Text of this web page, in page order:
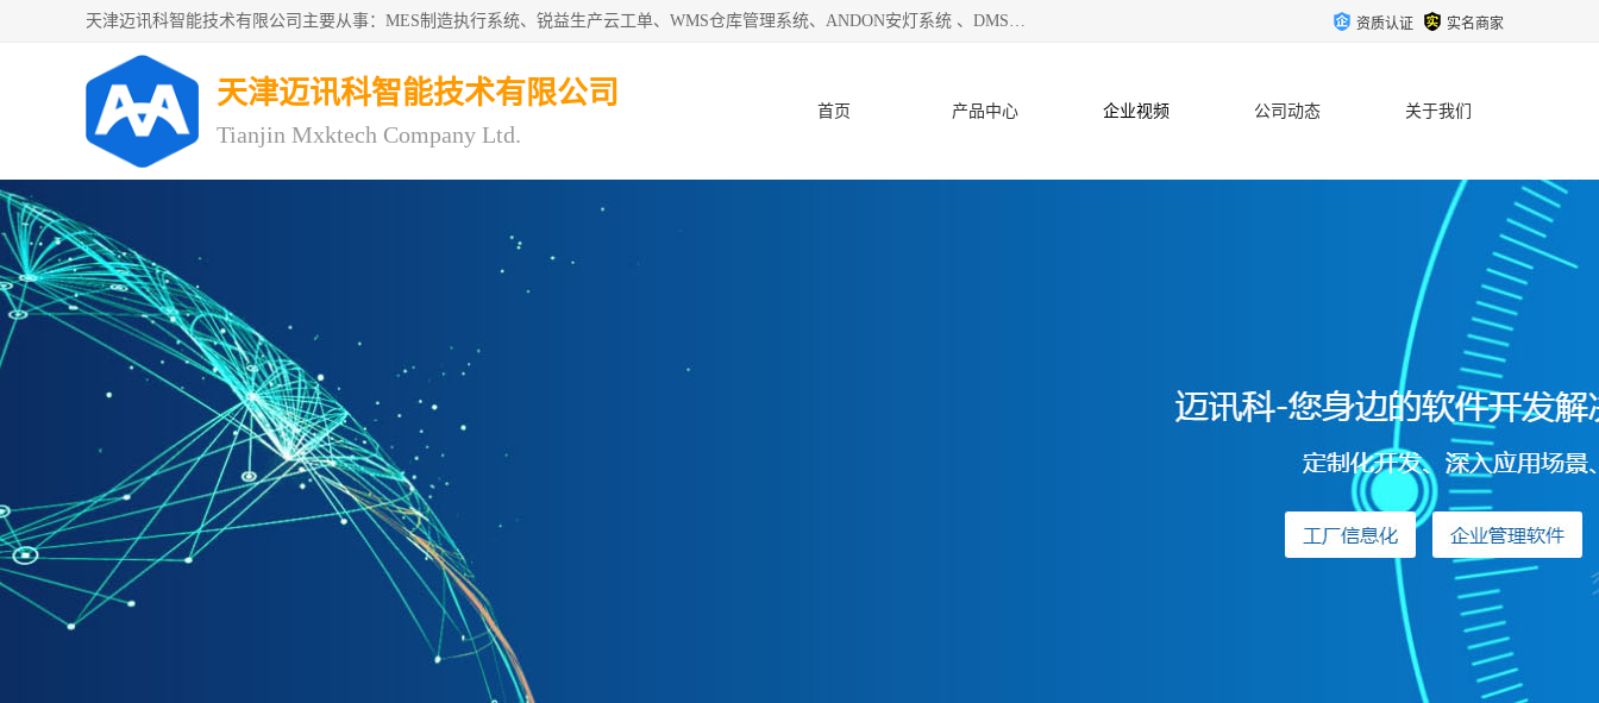
天津迈讯科智能技术有限公司主要从事：MES制造执行系统、锐益生产云工单、WMS仓库管理系统、ANDON安灯系统 、DMS设备管理系统、电气设备健康监测系统、工厂可视化管理、数字化车间；公司是一家专注于企业及制造业信息化、智能化的信息系统集成解决方案提供商的高新技术企业。为企业提供全套的软硬件信息系统集成及安装部署服务。 资质认证 实名商家
天津迈讯科智能技术有限公司
Tianjin Mxktech Company Ltd.
首页 产品中心 企业视频 公司动态 关于我们